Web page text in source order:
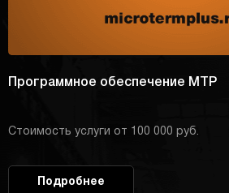
Программное обеспечение MTP
Стоимость услуги от 100 000 руб.
Подробнее